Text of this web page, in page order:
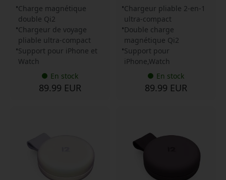
Charge magnétique
double Qi2
Chargeur de voyage
pliable ultra-compact
Support pour iPhone et
Watch
En stock
89.99 EUR
Chargeur pliable 2-en-1
ultra-compact
Double charge
magnétique Qi2
Support pour
iPhone,Watch
En stock
89.99 EUR